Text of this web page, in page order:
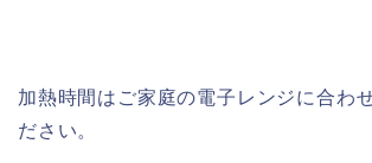
加熱時間はご家庭の電子レンジに合わ
ださい。